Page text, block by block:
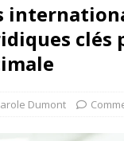
clés
Dumont